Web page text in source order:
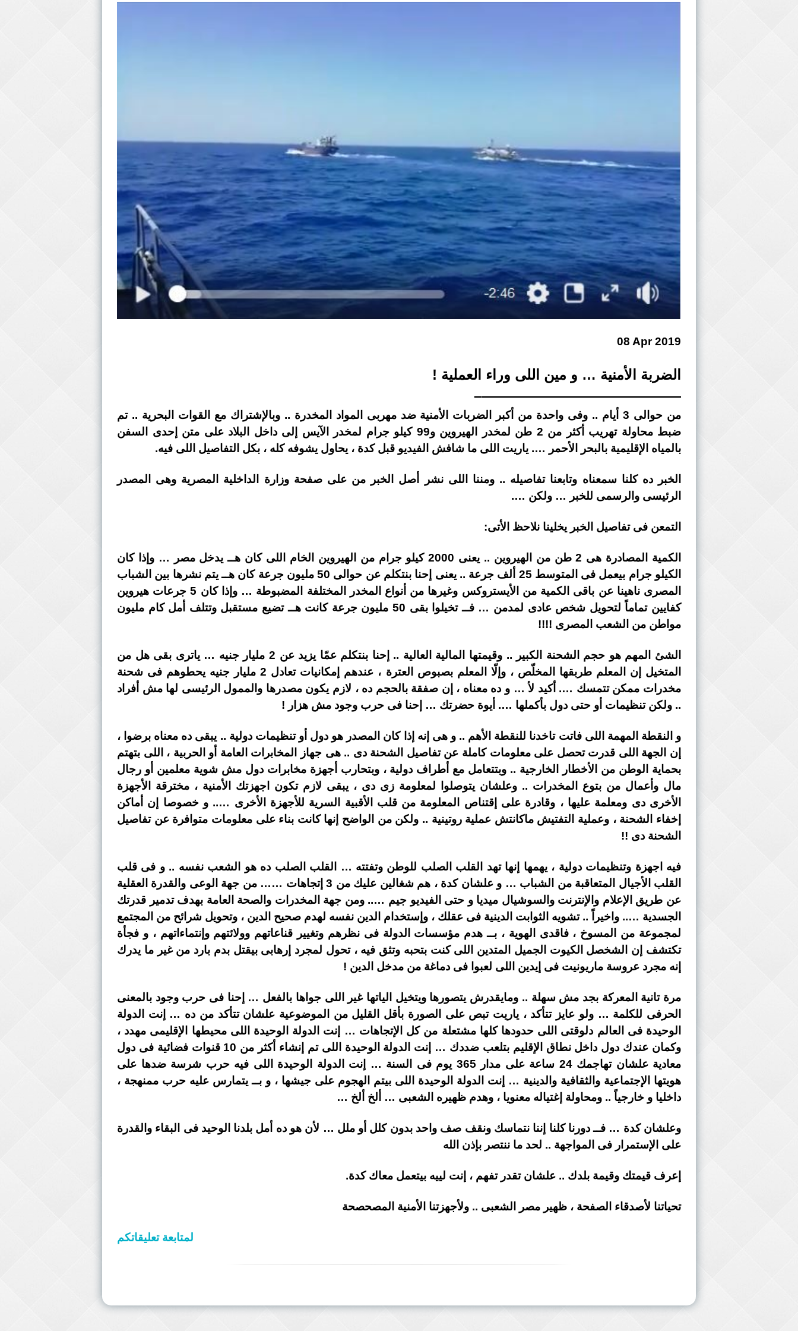
08 Apr 2019
الضربة الأمنية … و مين اللى وراء العملية !
——————————————–
من حوالى 3 أيام .. وفى واحدة من أكبر الضربات الأمنية ضد مهربى المواد المخدرة .. وبالإشتراك مع القوات البحرية .. تم
ضبط محاولة تهريب أكثر من 2 طن لمخدر الهيروين و99 كيلو جرام لمخدر الآيس إلى داخل البلاد على متن إحدى السفن
بالمياه الإقليمية بالبحر الأحمر …. ياريت اللى ما شافش الفيديو قبل كدة ، يحاول يشوفه كله ، بكل التفاصيل اللى فيه.
الخبر ده كلنا سمعناه وتابعنا تفاصيله .. ومننا اللى نشر أصل الخبر من على صفحة وزارة الداخلية المصرية وهى المصدر
الرئيسى والرسمى للخبر … ولكن ….
التمعن فى تفاصيل الخبر يخلينا نلاحظ الأتى:
الكمية المصادرة هى 2 طن من الهيروين .. يعنى 2000 كيلو جرام من الهيروين الخام اللى كان هــ يدخل مصر … وإذا كان
الكيلو جرام بيعمل فى المتوسط 25 ألف جرعة .. يعنى إحنا بنتكلم عن حوالى 50 مليون جرعة كان هــ يتم نشرها بين الشباب
المصرى ناهينا عن باقى الكمية من الأيستروكس وغيرها من أنواع المخدر المختلفة المضبوطة … وإذا كان 5 جرعات هيروين
كفايين تماماً لتحويل شخص عادى لمدمن … فــ تخيلوا بقى 50 مليون جرعة كانت هــ تضيع مستقبل وتتلف أمل كام مليون
مواطن من الشعب المصرى !!!!
الشئ المهم هو حجم الشحنة الكبير .. وقيمتها المالية العالية .. إحنا بنتكلم عمّا يزيد عن 2 مليار جنيه … ياترى بقى هل من
المتخيل إن المعلم طربقها المخلّص ، وإلّا المعلم بصبوص العترة ، عندهم إمكانيات تعادل 2 مليار جنيه يحطوهم فى شحنة
مخدرات ممكن تتمسك …. أكيد لأ … و ده معناه ، إن صفقة بالحجم ده ، لازم يكون مصدرها والممول الرئيسى لها مش أفراد
.. ولكن تنظيمات أو حتى دول بأكملها …. أيوة حضرتك … إحنا فى حرب وجود مش هزار !
و النقطة المهمة اللى فاتت تاخدنا للنقطة الأهم .. و هى إنه إذا كان المصدر هو دول أو تنظيمات دولية .. يبقى ده معناه برضوا ،
إن الجهة اللى قدرت تحصل على معلومات كاملة عن تفاصيل الشحنة دى .. هى جهاز المخابرات العامة أو الحربية ، اللى بتهتم
بحماية الوطن من الأخطار الخارجية .. وبتتعامل مع أطراف دولية ، وبتحارب أجهزة مخابرات دول مش شوية معلمين أو رجال
مال وأعمال من بتوع المخدرات .. وعلشان يتوصلوا لمعلومة زى دى ، يبقى لازم تكون اجهزتك الأمنية ، مخترقة الأجهزة
الأخرى دى ومعلمة عليها ، وقادرة على إقتناص المعلومة من قلب الأقبية السرية للأجهزة الأخرى ….. و خصوصا إن أماكن
إخفاء الشحنة ، وعملية التفتيش ماكانتش عملية روتينية .. ولكن من الواضح إنها كانت بناء على معلومات متوافرة عن تفاصيل
الشحنة دى !!
فيه اجهزة وتنظيمات دولية ، يهمها إنها تهد القلب الصلب للوطن وتفتته … القلب الصلب ده هو الشعب نفسه .. و فى قلب
القلب الأجيال المتعاقبة من الشباب … و علشان كدة ، هم شغالين عليك من 3 إتجاهات …… من جهة الوعى والقدرة العقلية
عن طريق الإعلام والإنترنت والسوشيال ميديا و حتى الفيديو جيم ….. ومن جهة المخدرات والصحة العامة بهدف تدمير قدرتك
الجسدية ….. واخيراً .. تشويه الثوابت الدينية فى عقلك ، وإستخدام الدين نفسه لهدم صحيح الدين ، وتحويل شرائح من المجتمع
لمجموعة من المسوخ ، فاقدى الهوية ، بــ هدم مؤسسات الدولة فى نظرهم وتغيير قناعاتهم وولائتهم وإنتماءاتهم ، و فجأة
تكتشف إن الشخصل الكيوت الجميل المتدين اللى كنت بتحبه وتثق فيه ، تحول لمجرد إرهابى بيقتل بدم بارد من غير ما يدرك
إنه مجرد عروسة ماريونيت فى إيدين اللى لعبوا فى دماغة من مدخل الدين !
مرة تانية المعركة بجد مش سهلة .. ومايقدرش يتصورها ويتخيل الياتها غير اللى جواها بالفعل … إحنا فى حرب وجود بالمعنى
الحرفى للكلمة … ولو عايز تتأكد ، ياريت تبص على الصورة بأقل القليل من الموضوعية علشان تتأكد من ده … إنت الدولة
الوحيدة فى العالم دلوقتى اللى حدودها كلها مشتعلة من كل الإتجاهات … إنت الدولة الوحيدة اللى محيطها الإقليمى مهدد ،
وكمان عندك دول داخل نطاق الإقليم بتلعب ضددك … إنت الدولة الوحيدة اللى تم إنشاء أكثر من 10 قنوات فضائية فى دول
معادية علشان تهاجمك 24 ساعة على مدار 365 يوم فى السنة … إنت الدولة الوحيدة اللى فيه حرب شرسة ضدها على
هويتها الإجتماعية والثقافية والدينية … إنت الدولة الوحيدة اللى بيتم الهجوم على جيشها ، و بــ يتمارس عليه حرب ممنهجة ،
داخليا و خارجياً .. ومحاولة إغتياله معنويا ، وهدم ظهيره الشعبى … ألخ ألخ …
وعلشان كدة … فــ دورنا كلنا إننا نتماسك ونقف صف واحد بدون كلل أو ملل … لأن هو ده أمل بلدنا الوحيد فى البقاء والقدرة
على الإستمرار فى المواجهة .. لحد ما ننتصر بإذن الله
إعرف قيمتك وقيمة بلدك .. علشان تقدر تفهم ، إنت لييه بيتعمل معاك كدة.
تحياتنا لأصدقاء الصفحة ، ظهير مصر الشعبى .. ولأجهزتنا الأمنية المصحصحة
لمتابعة تعليقاتكم